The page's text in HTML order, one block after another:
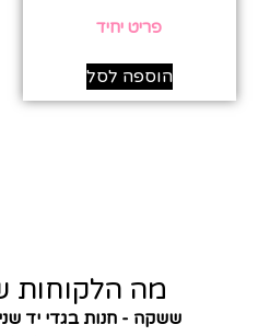
פריט יחיד
הוספה לסל
מה הלקוחות
ששקה - חנות בגדי יד